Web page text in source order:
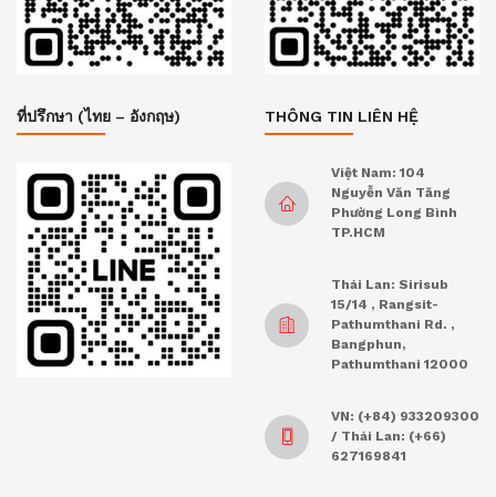
ที่ปรึกษา (ไทย – อังกฤษ) THÔNG TIN LIÊN HỆ
Việt Nam: 104
Nguyễn Văn Tăng
Phường Long Bình
TP.HCM
Thái Lan: Sirisub
15/14 , Rangsit-
Pathumthani Rd. ,
Bangphun,
Pathumthani 12000
VN: (+84) 933209300
/ Thái Lan: (+66)
627169841